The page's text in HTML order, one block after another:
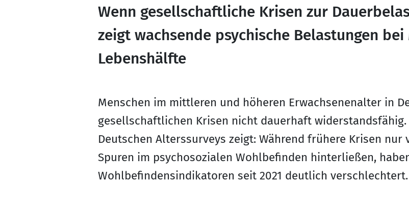
Wenn gesellschaftliche Krisen zur
zeigt wachsende psychische Belastungen
Lebenshälfte
Menschen im mittleren und höheren Erwachsenenalter in
gesellschaftlichen Krisen nicht dauerhaft widerstandsfähig.
Deutschen Alterssurveys zeigt: Während frühere Krisen
Spuren im psychosozialen Wohlbefinden hinterließen,
Wohlbefindensindikatoren seit 2021 deutlich verschlechtert.